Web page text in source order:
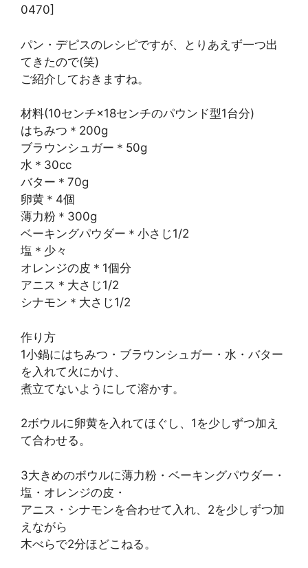
0470]
パン・デピスのレシピですが、とりあえず一つ出
てきたので(笑)
ご紹介しておきますね。
材料(10センチ×18センチのパウンド型1台分)
はちみつ＊200g
ブラウンシュガー＊50g
水＊30cc
バター＊70g
卵黄＊4個
薄力粉＊300g
ベーキングパウダー＊小さじ1/2
塩＊少々
オレンジの皮＊1個分
アニス＊大さじ1/2
シナモン＊大さじ1/2
作り方
1小鍋にはちみつ・ブラウンシュガー・水・バター
を入れて火にかけ、
煮立てないようにして溶かす。
2ボウルに卵黄を入れてほぐし、1を少しずつ加え
て合わせる。
3大きめのボウルに薄力粉・ベーキングパウダー・
塩・オレンジの皮・
アニス・シナモンを合わせて入れ、2を少しずつ加
えながら
木べらで2分ほどこねる。